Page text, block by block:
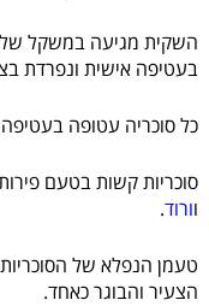
בעטיפה אישית ונפרדת
כל סוכריה עטופה
סוכריות קשות בטעם
וורוד.
טעמן הנפלא של
הצעיר והבוגר כאחד.